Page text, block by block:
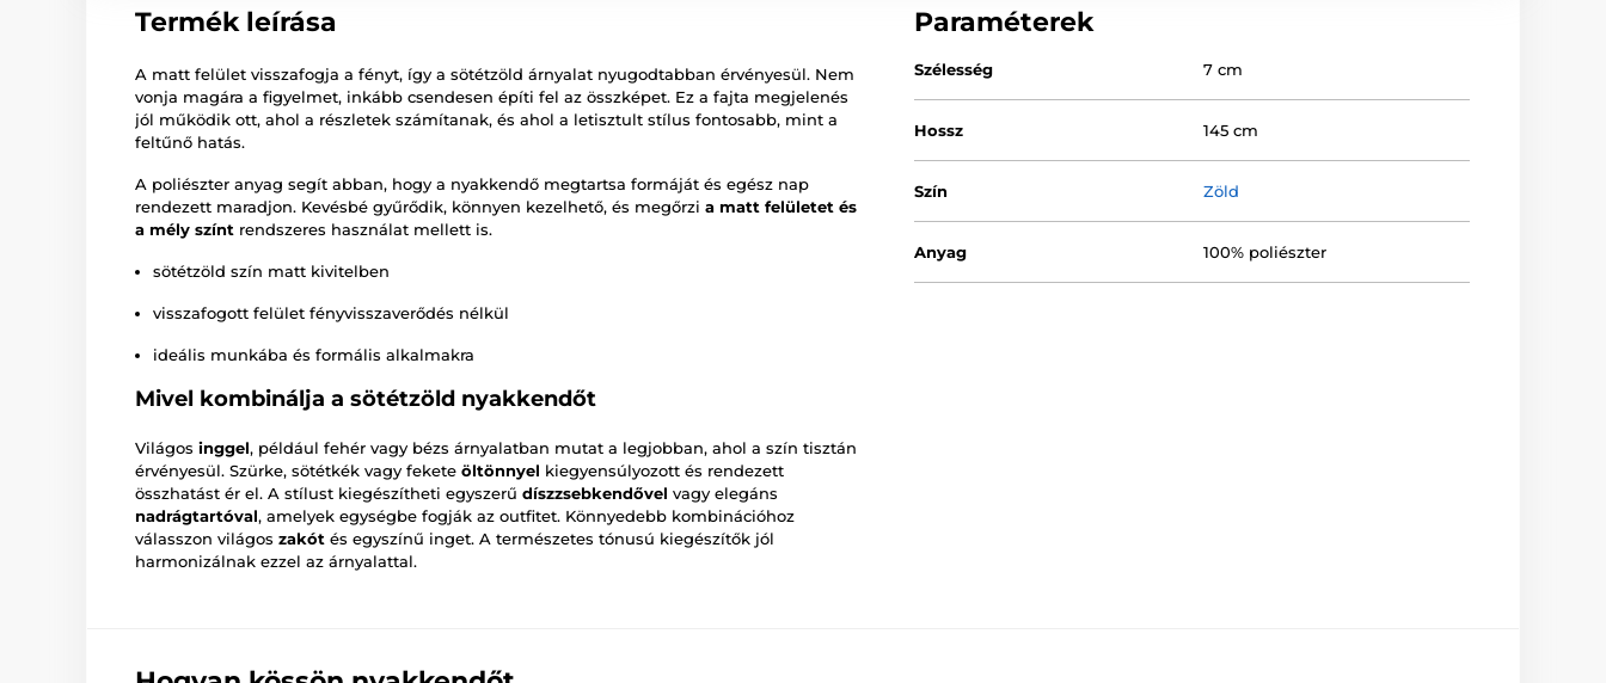
Termék leírása
A matt felület visszafogja a fényt, így a sötétzöld árnyalat nyugodtabban érvényesül. Nem
vonja magára a figyelmet, inkább csendesen építi fel az összképet. Ez a fajta megjelenés
jól működik ott, ahol a részletek számítanak, és ahol a letisztult stílus fontosabb, mint a
feltűnő hatás.
A poliészter anyag segít abban, hogy a nyakkendő megtartsa formáját és egész nap
rendezett maradjon. Kevésbé gyűrődik, könnyen kezelhető, és megőrzi a matt felületet és
a mély színt rendszeres használat mellett is.
sötétzöld szín matt kivitelben
visszafogott felület fényvisszaverődés nélkül
ideális munkába és formális alkalmakra
Mivel kombinálja a sötétzöld nyakkendőt
Világos inggel, például fehér vagy bézs árnyalatban mutat a legjobban, ahol a szín tisztán
érvényesül. Szürke, sötétkék vagy fekete öltönnyel kiegyensúlyozott és rendezett
összhatást ér el. A stílust kiegészítheti egyszerű díszzsebkendővel vagy elegáns
nadrágtartóval, amelyek egységbe fogják az outfitet. Könnyedebb kombinációhoz
válasszon világos zakót és egyszínű inget. A természetes tónusú kiegészítők jól
harmonizálnak ezzel az árnyalattal.
Paraméterek
Szélesség 7 cm
Hossz 145 cm
Szín Zöld
Anyag 100% poliészter